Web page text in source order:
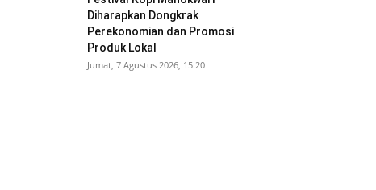
Diharapkan Dongkrak
Perekonomian dan Promosi
Produk Lokal
Jumat, 7 Agustus 2026, 15:20